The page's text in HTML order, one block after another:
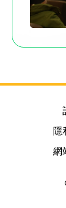
隱
網